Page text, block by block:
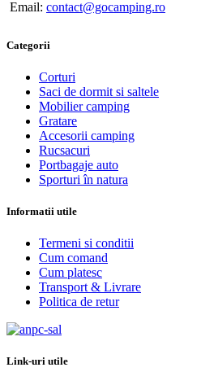
Email: contact@gocamping.ro
Categorii
Corturi
Saci de dormit si saltele
Mobilier camping
Gratare
Accesorii camping
Rucsacuri
Portbagaje auto
Sporturi în natura
Informatii utile
Termeni si conditii
Cum comand
Cum platesc
Transport & Livrare
Politica de retur
Link-uri utile